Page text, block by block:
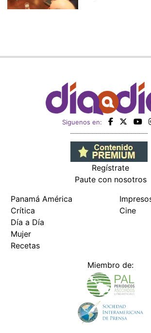
Siguenos en:
Regístrate
Paute con nosotros
Panamá América
Crítica
Día a Día
Mujer
Recetas
Cine
Miembro de: